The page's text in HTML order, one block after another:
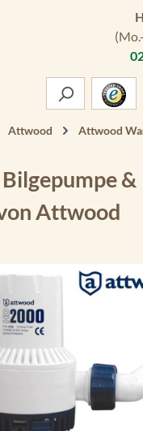
Attwood Attwood
&
Attwood